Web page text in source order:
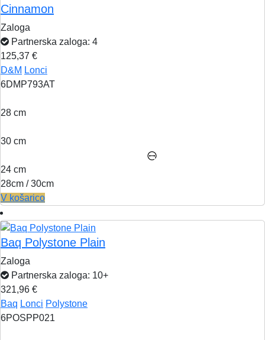
Cinnamon
Zaloga
Partnerska zaloga: 4
125,37 €
D&M Lonci
6DMP793AT
28 cm
30 cm
24 cm
28cm / 30cm
V košarico
Baq Polystone Plain
Zaloga
Partnerska zaloga: 10+
321,96 €
Baq Lonci Polystone
6POSPP021